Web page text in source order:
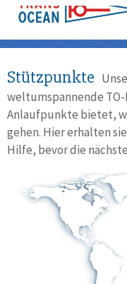
Stützpunkte
weltumspannende
Anlaufpunkte bietet,
gehen. Hier erhalten
Hilfe, bevor die